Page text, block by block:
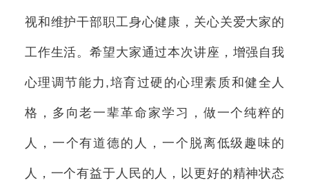
视和维护干部职工身心健康，关心关爱大家的
工作生活。希望大家通过本次讲座，增强自我
心理调节能力,培育过硬的心理素质和健全人
格，多向老一辈革命家学习，做一个纯粹的
人，一个有道德的人，一个脱离低级趣味的
人，一个有益于人民的人，以更好的精神状态